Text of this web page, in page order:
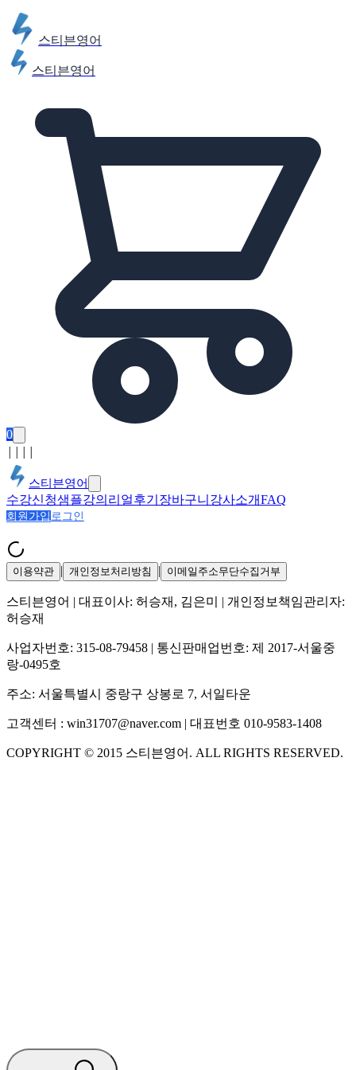
스티븐영어
스티븐영어
0
스티븐영어
수강신청샘플강의 리얼후기 장바구니 강사소개FAQ
회원가입 로그인
이용약관 | 개인정보처리방침 | 이메일주소무단수집거부
스티븐영어 | 대표이사: 허승재, 김은미
| 개인정보책임관리자:
허승재
사업자번호: 315-08-79458 | 통신판매업번호: 제 2017-서울중
랑-0495호
주소: 서울특별시 중랑구 상봉로 7, 서일타운
고객센터 : win31707@naver.com | 대표번호 010-9583-1408
COPYRIGHT © 2015 스티븐영어 . ALL RIGHTS RESERVED.